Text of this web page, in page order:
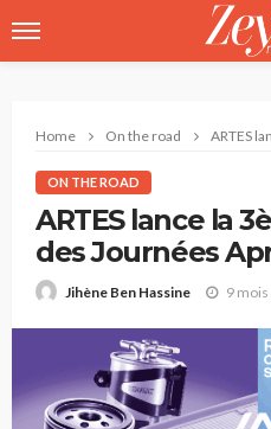
Home On the road ARTES
ON THE ROAD
ARTES lance la
des Journées
Jihène Ben Hassine 9 mois